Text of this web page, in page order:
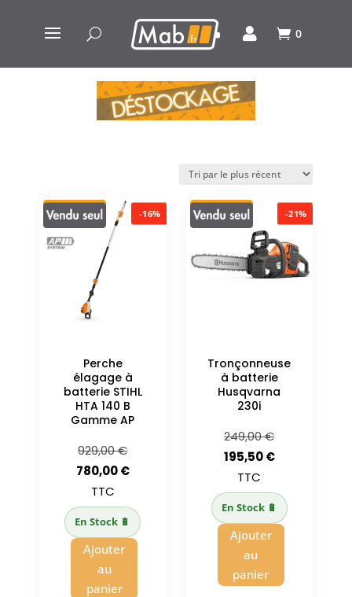
0
-16%
Perche
élagage à
batterie STIHL
HTA 140 B
Gamme AP
929,00€Le
prix
était :
929,00 €.
780,00€Le
actuel
est :
TTC
En Stock 🔋
Ajouter
au
panier
-21%
Tronçonneuse
à batterie
Husqvarna
230i
249,00€Le
prix
était :
249,00 €.
195,50€Le
actuel
est :
TTC
En Stock 🔋
Ajouter
au
panier